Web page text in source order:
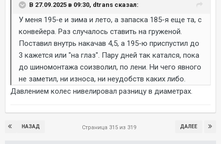
В 27.09.2025 в 09:30, dtrans сказал:
У меня 195-е и зима и лето, а запаска 185-я еще та, с
конвейера. Раз случалось ставить на груженой.
Поставил внутрь накачав 4,5, а 195-ю приспустил до
3 кажется или "на глаз". Пару дней так катался, пока
до шиномонтажа соизволил, по лени. Ни чего явного
не заметил, ни износа, ни неудобств каких либо.
Давлением колес нивелировал разницу в диаметрах.
НАЗАД ДАЛЕЕ
Страница 315 из 319